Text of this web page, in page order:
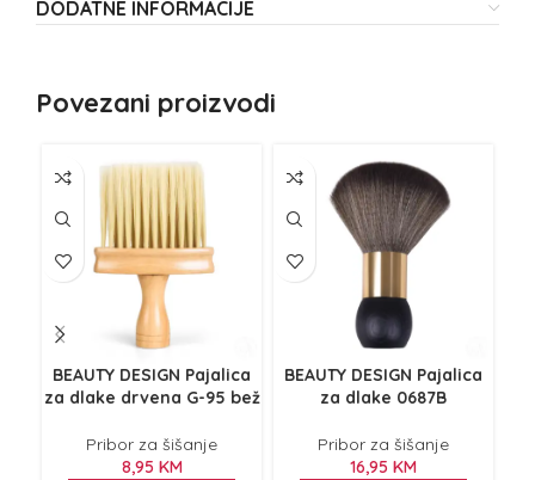
DODATNE INFORMACIJE
Povezani proizvodi
BEAUTY DESIGN Pajalica
za dlake drvena G-95 bež
Pribor za šišanje
8,95 KM
BEAUTY DESIGN Pajalica
za dlake 0687B
Pribor za šišanje
16,95 KM